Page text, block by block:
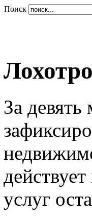
Поиск
За девять
услуг